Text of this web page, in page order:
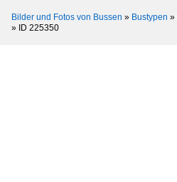
Bilder und Fotos von Bussen » Bustypen »
» ID 225350